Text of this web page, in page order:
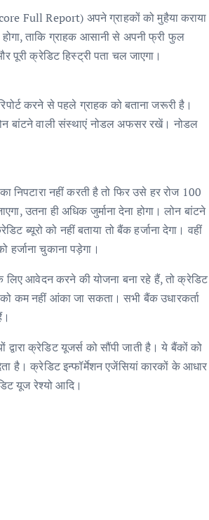
Full Report) अपने ग्राहकों को मुहैया कराया
ताकि ग्राहक आसानी से अपनी फ्री फुल
क्रेडिट हिस्ट्री पता चल जाएगा।
करने से पहले ग्राहक को बताना जरूरी है।
बांटने वाली संस्थाएं नोडल अफसर रखें। नोडल
नहीं करती है तो फिर उसे हर रोज 100
उतना ही अधिक जुर्माना देना होगा। लोन बांटने
ब्यूरो को नहीं बताया तो बैंक हर्जाना देगा। वहीं
हर्जाना चुकाना पड़ेगा।
आवेदन करने की योजना बना रहे हैं, तो क्रेडिट
कम नहीं आंका जा सकता। सभी बैंक उधारकर्ता
क्रेडिट यूजर्स को सौंपी जाती है। ये बैंकों को
है। क्रेडिट इन्फॉर्मेशन एजेंसियां कारकों के आधार
यूज रेश्यो आदि।